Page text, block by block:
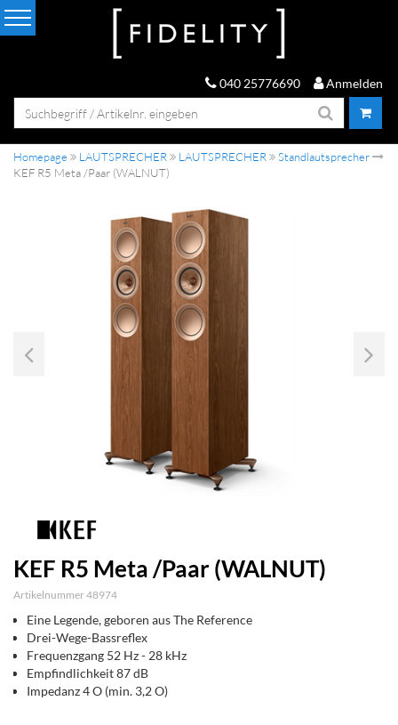
040 25776690 Anmelden
Homepage LAUTSPRECHER LAUTSPRECHER
Standlautsprecher
KEF R5 Meta /Paar (WALNUT)
KEF R5 Meta /Paar (WALNUT)
Artikelnummer 48974
Eine Legende, geboren aus The Reference
Drei-Wege-Bassreflex
Frequenzgang 52 Hz - 28 kHz
Empfindlichkeit 87 dB
Impedanz 4 O (min. 3,2 O)